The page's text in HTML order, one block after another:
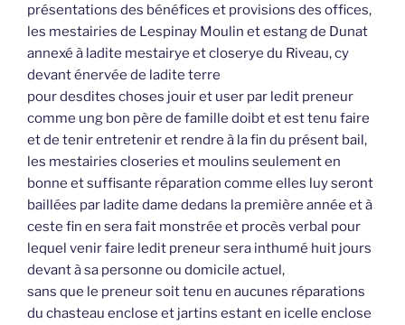
présentations des bénéfices et provisions des offices,
les mestairies de Lespinay Moulin et estang de Dunat
annexé à ladite mestairye et closerye du Riveau, cy
devant énervée de ladite terre
pour desdites choses jouir et user par ledit preneur
comme ung bon père de famille doibt et est tenu faire
et de tenir entretenir et rendre à la fin du présent bail,
les mestairies closeries et moulins seulement en
bonne et suffisante réparation comme elles luy seront
baillées par ladite dame dedans la première année et à
ceste fin en sera fait monstrée et procès verbal pour
lequel venir faire ledit preneur sera inthumé huit jours
devant à sa personne ou domicile actuel,
sans que le preneur soit tenu en aucunes réparations
du chasteau enclose et jartins estant en icelle enclose